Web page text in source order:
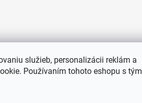
služieb, personalizácii reklám a
Používaním tohoto eshopu s tým